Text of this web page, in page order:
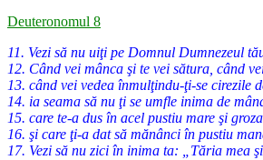
Deuteronomul 8
11. Vezi să nu uiţi pe Domnul Dumnezeul
12. Când vei mânca şi te vei sătura, când
13. când vei vedea înmulţindu-ţi-se cirezile
14. ia seama să nu ţi se umfle inima de
15. care te-a dus în acel pustiu mare şi
16. şi care ţi-a dat să mănânci în pustiu
17. Vezi să nu zici în inima ta: „Tăria mea